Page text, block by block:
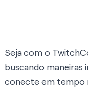
Seja com o
buscando maneiras
conecte em tempo